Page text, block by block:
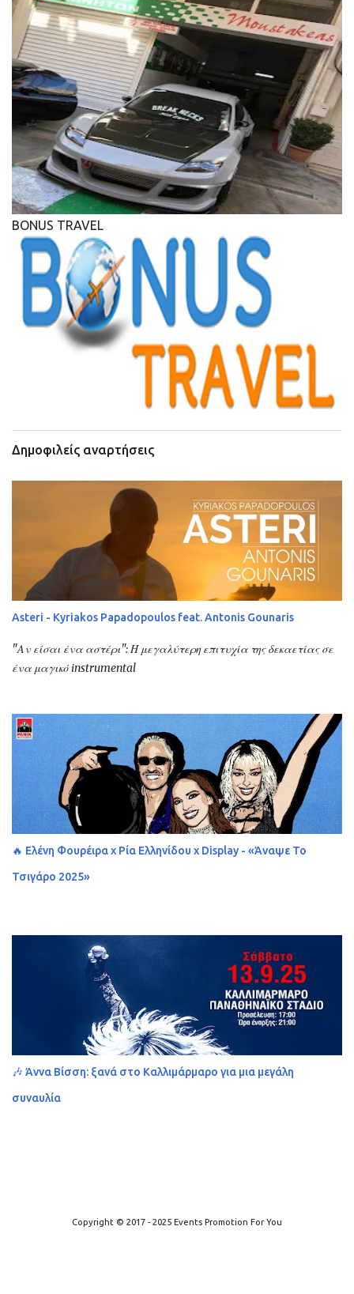
BONUS TRAVEL
Δημοφιλείς αναρτήσεις
Asteri - Kyriakos Papadopoulos feat. Antonis Gounaris
"Αν είσαι ένα αστέρι": Η μεγαλύτερη επιτυχία της δεκαετίας σε
ένα μαγικό instrumental
🔥 Ελένη Φουρέιρα x Ρία Ελληνίδου x Display - «Άναψε Το
Τσιγάρο 2025»
🎶 Άννα Βίσση: ξανά στο Καλλιμάρμαρο για μια μεγάλη
συναυλία
Copyright © 2017 - 2025 Events Promotion For You